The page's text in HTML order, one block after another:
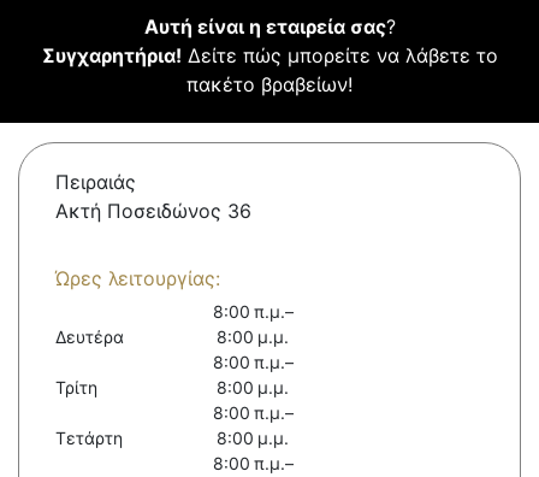
Αυτή είναι η εταιρεία σας?
Συγχαρητήρια! Δείτε πώς μπορείτε να λάβετε το
πακέτο βραβείων!
Πειραιάς
Ακτή Ποσειδώνος 36
Ώρες λειτουργίας:
Δευτέρα
8:00 π.μ.–
8:00 μ.μ.
Τρίτη
8:00 π.μ.–
8:00 μ.μ.
Τετάρτη
8:00 π.μ.–
8:00 μ.μ.
8:00 π.μ.–